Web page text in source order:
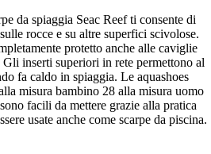
da spiaggia Seac Reef ti consente di
rocce e su altre superfici scivolose.
protetto anche alle caviglie
Gli inserti superiori in rete permettono al
fa caldo in spiaggia. Le aquashoes
misura bambino 28 alla misura uomo
facili da mettere grazie alla pratica
usate anche come scarpe da piscina.